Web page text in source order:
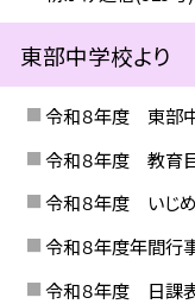
東部中学校より
令和８年度 東部
令和８年度 教育
令和８年度 いじ
令和８年度年間行
令和８年度 日課